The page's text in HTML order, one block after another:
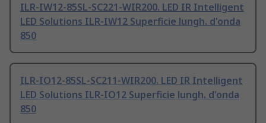
ILR-IW12-85SL-SC221-WIR200. LED IR Intelligent
LED Solutions ILR-IW12 Superficie lungh. d'onda
850
ILR-IO12-85SL-SC211-WIR200. LED IR Intelligent
LED Solutions ILR-IO12 Superficie lungh. d'onda
850